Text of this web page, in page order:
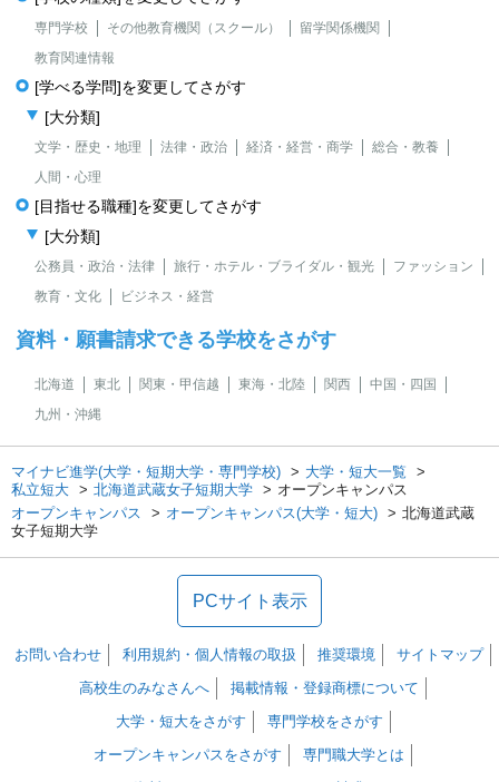
専門学校 その他教育機関（スクール）
留学関係機関
教育関連情報
[学べる学問]を変更してさがす
[大分類]
文学・歴史・地理 法律・政治 経済・経営・商学
総合・教養
人間・心理
[目指せる職種]を変更してさがす
[大分類]
公務員・政治・法律 旅行・ホテル・ブライダル・観光
ファッション
教育・文化
ビジネス・経営
資料・願書請求できる学校をさがす
北海道 東北 関東・甲信越 東海・北陸 関西
中国・四国
九州・沖縄
マイナビ進学(大学・短期大学・専門学校)
大学・短大一覧
私立短大
北海道武蔵女子短期大学
オープンキャンパス
オープンキャンパス
オープンキャンパス(大学・短大)
北海道武蔵
女子短期大学
PCサイト表示
お問い合わせ 利用規約・個人情報の取扱 推奨環境
サイトマップ
高校生のみなさんへ
掲載情報・登録商標について
大学・短大をさがす
専門学校をさがす
オープンキャンパスをさがす
専門職大学とは